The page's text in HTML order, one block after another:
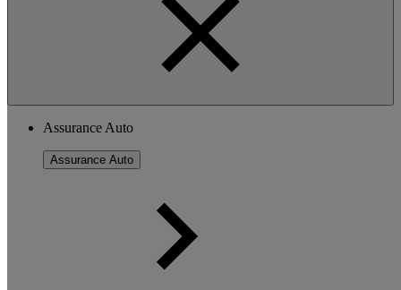
Assurance Auto
Assurance Auto